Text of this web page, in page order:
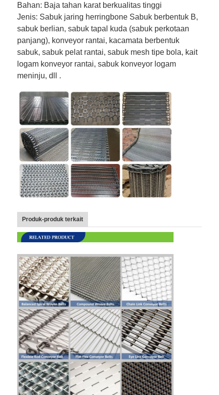
Bahan: Baja tahan karat berkualitas tinggi
Jenis: Sabuk jaring herringbone Sabuk berbentuk B,
sabuk berlian, sabuk tapal kuda (sabuk perkotaan
panjang), konveyor rantai, kacamata berbentuk
sabuk, sabuk pelat rantai, sabuk mesh tipe bola, kait
logam konveyor rantai, sabuk konveyor logam
meninju, dll .
Produk-produk terkait